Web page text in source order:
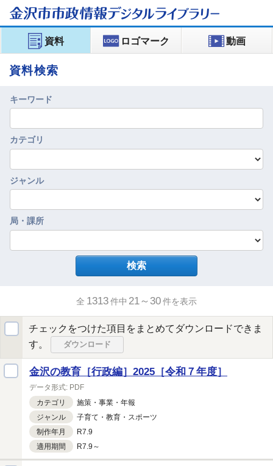
金沢市市政情報デジタルライブラリー
資料 ロゴマーク 動画
資料検索
キーワード
カテゴリ
ジャンル
局・課所
全 1313件中 21～30件を表示
チェックをつけた項目をまとめてダウンロードできま
す。
ダウンロード
金沢の教育［行政編］2025［令和７年度］
データ形式: PDF
カテゴリ
施策・ 事業・ 年報
ジャンル
子育て・ 教育・ スポーツ
制作年月
R7.9
適用期間
R7.9～